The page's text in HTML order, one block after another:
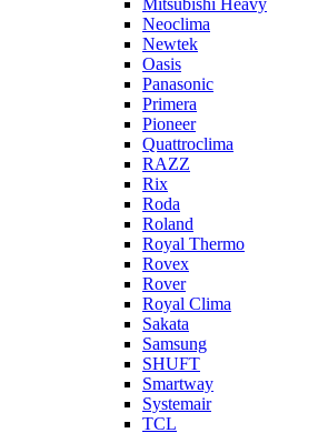
Mitsubishi Heavy
Neoclima
Newtek
Oasis
Panasonic
Primera
Pioneer
Quattroclima
RAZZ
Rix
Roda
Roland
Royal Thermo
Rovex
Rover
Royal Clima
Sakata
Samsung
SHUFT
Smartway
Systemair
TCL